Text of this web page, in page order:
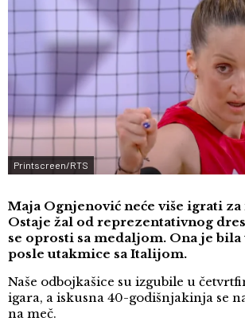
Printscreen/RTS
Maja Ognjenović neće više igrati
Ostaje žal od reprezentativnog
se oprosti sa medaljom. Ona je
posle utakmice sa Italijom.
Naše odbojkašice su izgubile u
igara, a iskusna 40-godišnjakinja se
na meč.